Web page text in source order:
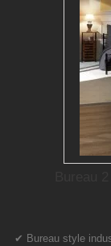
✔ Bureau style